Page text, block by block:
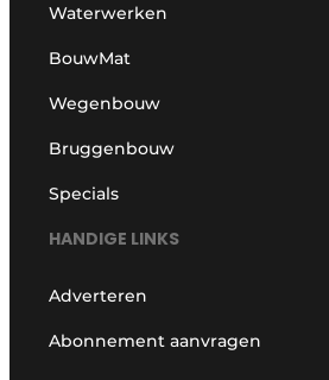
Waterwerken
BouwMat
Wegenbouw
Bruggenbouw
Specials
HANDIGE LINKS
Adverteren
Abonnement aanvragen